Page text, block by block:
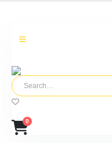
0